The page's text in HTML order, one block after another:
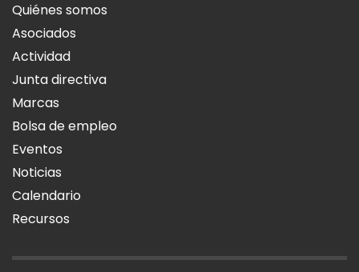
Quiénes somos
Asociados
Actividad
Junta directiva
Marcas
Bolsa de empleo
Eventos
Noticias
Calendario
Recursos